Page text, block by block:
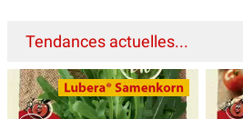
Tendances actuelles...